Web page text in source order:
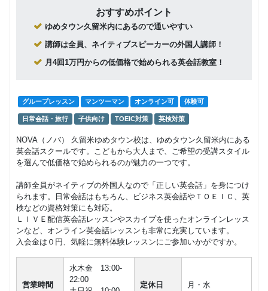
ブ講師月
謝制 個人
中学生｜
マンツーマン 英検
28,050 円(税込) / 月
回数：4 / 1セッション40分
日本人講
師月謝制
個人レッ
校1・2年
生)(小学校
3・4年生)
～6年生)
マンツーマン 子供向け
26,400 円(税込) / 月
回数：4 / 1セッション50分
月謝制 個
人レッス
ン(コンビ)
(小学校
(小学校5
マンツーマン 子供向け
回数：4 / 1セッション50分
ープレッ
19,000円(税込) / 月
フリープ
グループレッスン
フリープ
ランマン
ツーマン
レッスン
マンツーマン
回数：4 / 1セッション40分
ランマン
ツーマン
レッスン
50,000円(税込) / 月
回数：8 / 1セッション40分
フリープ
ランマン
ツーマン
レッスン
マンツーマン
70,000円(税込) / 月
回数：12 / 1セッション40分
おすすめポイント
ゆめタウン久留米内にあるので通いやすい
講師は全員、ネイティブスピーカーの外国人講師！
月4回1万円からの低価格で始められる英会話教室！
グループレッスン マンツーマン オンライン可 体験可
日常会話・旅行 子供向け TOEIC対策 英検対策
NOVA（ノバ） 久留米ゆめタウン校は、ゆめタウン久留米内にある
英会話スクールです。こどもから大人まで、ご希望の受講スタイル
を選んで低価格で始められるのが魅力の一つです。
講師全員がネイティブの外国人なので「正しい英会話」を身につけ
られます。日常会話はもちろん、ビジネス英会話やＴＯＥＩＣ、英
検などの資格対策にも対応。
ＬＩＶＥ配信英会話レッスンやスカイプを使ったオンラインレッス
ンなど、オンライン英会話レッスンも非常に充実しています。
入会金は０円、気軽に無料体験レッスンにご参加いかがですか。
営業時間
水木金 13:00‐
22:00
定休日 月・水